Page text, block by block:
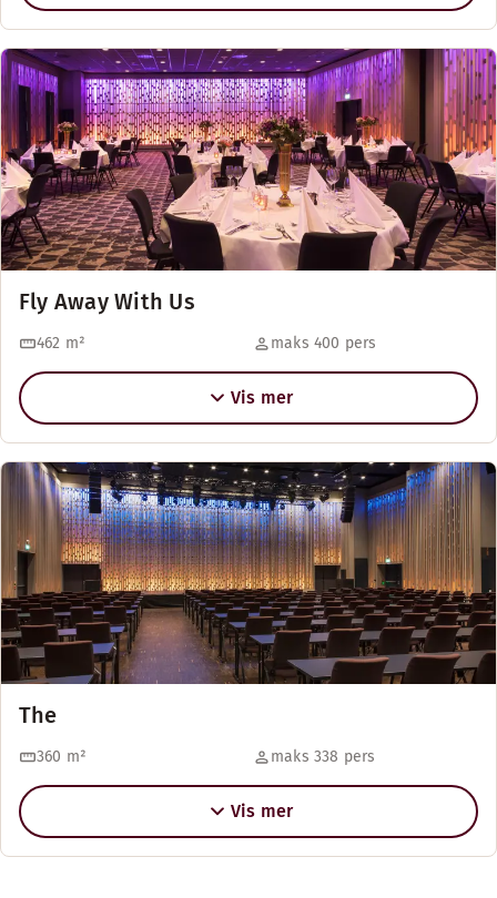
Fly Away With Us
462 m² maks 400 pers
Vis mer
The
360 m² maks 338 pers
Vis mer